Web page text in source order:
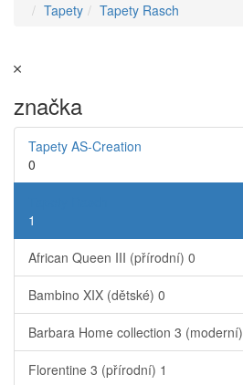
Tapety Tapety Rasch
značka
Tapety AS-Creation
0
1
African Queen III (přírodní) 0
Bambino XIX (dětské) 0
Barbara Home collection 3 (moderní)
Florentine 3 (přírodní) 1